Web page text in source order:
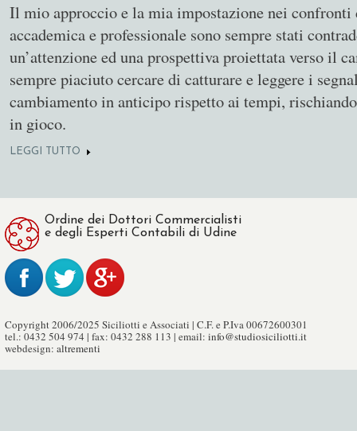
Il mio approccio e la mia impostazione nei
accademica e professionale sono sempre stati
un’attenzione ed una prospettiva proiettata verso il
sempre piaciuto cercare di catturare e leggere i
cambiamento in anticipo rispetto ai tempi,
in gioco.
LEGGI TUTTO SU CREARE VALORE NEL LUNGO TERMINE PER
Ordine dei Dottori Commercialisti
e degli Esperti Contabili di Udine
Copyright 2006/2025 Siciliotti e Associati | C.F. e P.Iva 00672600301
tel.: 0432 504 974 | fax: 0432 288 113 | email: info@studiosiciliotti.it
webdesign: altrementi